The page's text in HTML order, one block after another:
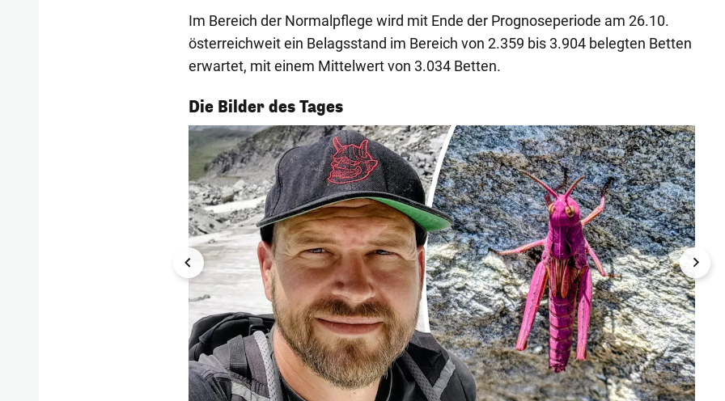
Im Bereich der Normalpflege wird mit Ende der Prognoseperiode am 26.10.
österreichweit ein Belagsstand im Bereich von 2.359 bis 3.904 belegten Betten
erwartet, mit einem Mittelwert von 3.034 Betten.
Die Bilder des Tages
1/54